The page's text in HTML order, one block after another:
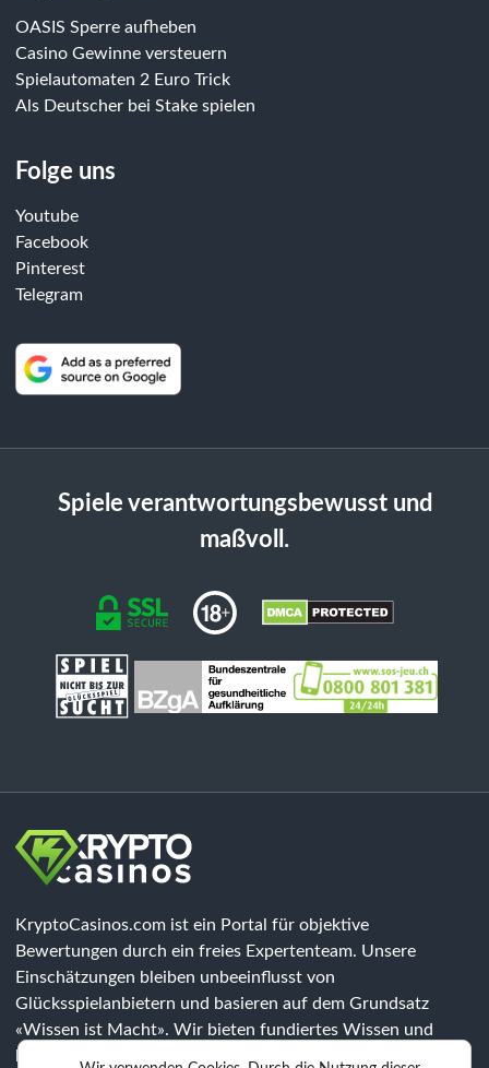
OASIS Sperre aufheben
Casino Gewinne versteuern
Spielautomaten 2 Euro Trick
Als Deutscher bei Stake spielen
Folge uns
Youtube
Facebook
Pinterest
Telegram
Spiele verantwortungsbewusst und
maßvoll.
KryptoCasinos.com ist ein Portal für objektive
Bewertungen durch ein freies Expertenteam. Unsere
Einschätzungen bleiben unbeeinflusst von
Glücksspielanbietern und basieren auf dem Grundsatz
«Wissen ist Macht». Wir bieten fundiertes Wissen und